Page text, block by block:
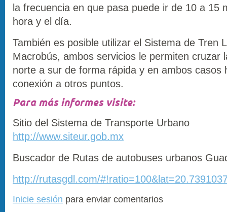
la frecuencia en que pasa puede ir de 10 a 15
hora y el día.
También es posible utilizar el Sistema de Tren
Macrobús, ambos servicios le permiten cruzar
norte a sur de forma rápida y en ambos casos
conexión a otros puntos.
Para más informes visite:
Sitio del Sistema de Transporte Urbano
http://www.siteur.gob.mx
Buscador de Rutas de autobuses urbanos
http://rutasgdl.com/
Inicie sesión para enviar comentarios